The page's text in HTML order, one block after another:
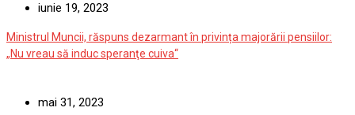
iunie 19, 2023
Ministrul Muncii, răspuns dezarmant în privința majorării pensiilor:
„Nu vreau să induc speranţe cuiva“
mai 31, 2023